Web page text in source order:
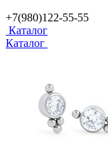
+7(980)122-55-55
Каталог
Каталог